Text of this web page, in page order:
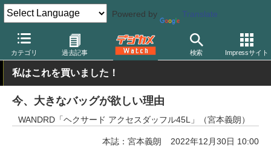
Powered by Translate
カテゴリ 過去記事 検索 Impressサイト
デジカメ Watch 撮影用品 カメラバッグ その他
私はこれを買いました！
今、大きなバッグが欲しい理由
WANDRD「ヘクサード アクセスダッフル45L」（宮本義朗）
本誌：宮本義朗 2022年12月30日 10:00